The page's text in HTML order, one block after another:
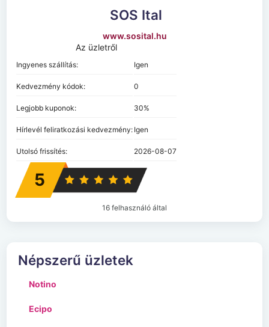
SOS Ital
www.sosital.hu
Az üzletről
Ingyenes szállítás: Igen
Kedvezmény kódok: 0
Legjobb kuponok: 30%
Hírlevél feliratkozási kedvezmény: Igen
Utolsó frissítés: 2026-08-07
5
16 felhasználó által
Népszerű üzletek
Notino
Ecipo